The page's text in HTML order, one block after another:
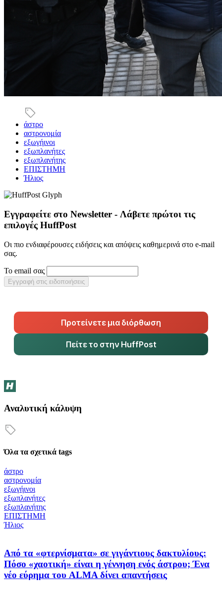
άστρο
αστρονομία
εξωγήινοι
εξωπλανήτες
εξωπλανήτης
ΕΠΙΣΤΗΜΗ
Ήλιος
Εγγραφείτε στο Newsletter - Λάβετε πρώτοι τις
επιλογές HuffPost
Οι πιο ενδιαφέρουσες ειδήσεις και απόψεις καθημερινά στο e-mail
σας.
Το email σας
Εγγραφή στις ειδοποιήσεις
Προτείνετε μια διόρθωση
Πείτε το στην HuffPost
Αναλυτική κάλυψη
Όλα τα σχετικά tags
άστρο
αστρονομία
εξωγήινοι
εξωπλανήτες
εξωπλανήτης
ΕΠΙΣΤΗΜΗ
Ήλιος
Από τα «φτερνίσματα» σε γιγάντιους δακτυλίους:
Πόσο «χαοτική» είναι η γέννηση ενός άστρου; Ένα
νέο εύρημα του ALMA δίνει απαντήσεις